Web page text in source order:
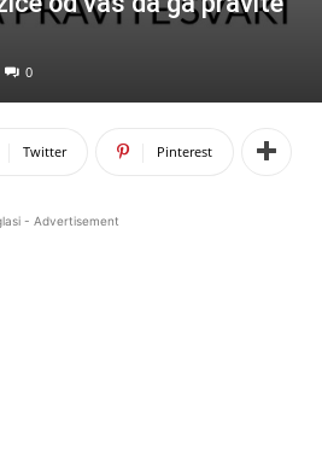
0
Twitter Pinterest
- Advertisement